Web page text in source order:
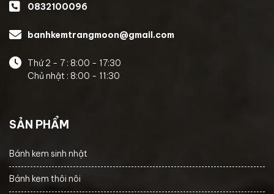
0832100096
banhkemtrangmoon@gmail.com
Thứ 2 - 7 : 8:00 - 17:30
Chủ nhật : 8:00 - 11:30
SẢN PHẨM
Bánh kem sinh nhật
Bánh kem thôi nôi